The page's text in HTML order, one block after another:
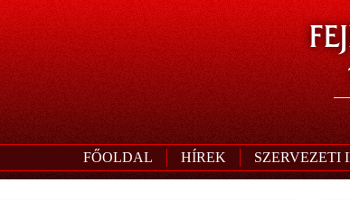
FŐOLDAL HÍREK SZERVEZETI